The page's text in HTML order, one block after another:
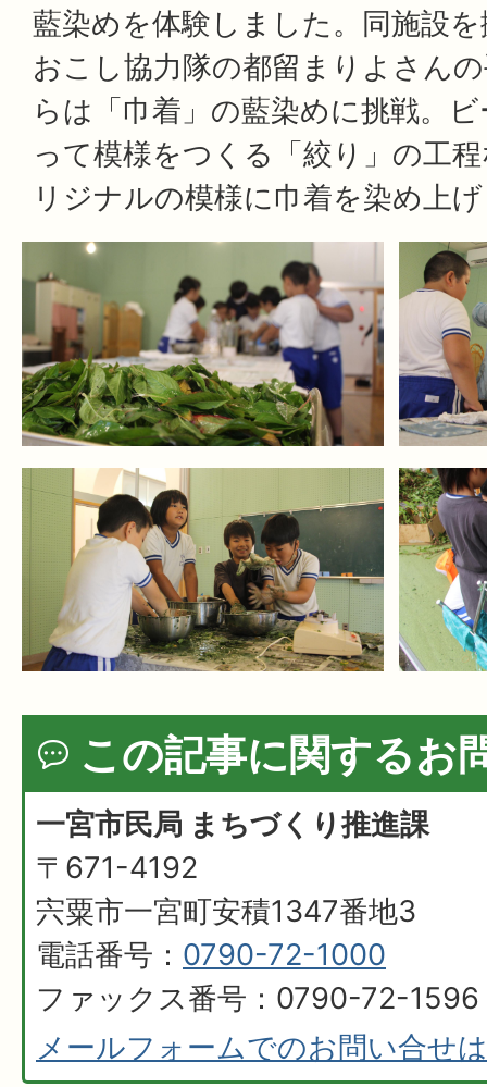
藍染めを体験しました。同施設
おこし協力隊の都留まりよさん
らは「巾着」の藍染めに挑戦。
って模様をつくる「絞り」の工
リジナルの模様に巾着を染め上
この記事に関するお
一宮市民局 まちづくり推進課
〒671-4192
宍粟市一宮町安積1347番地3
電話番号： 0790-72-1000
ファックス番号：0790-72-1596
メールフォームでのお問い合せ